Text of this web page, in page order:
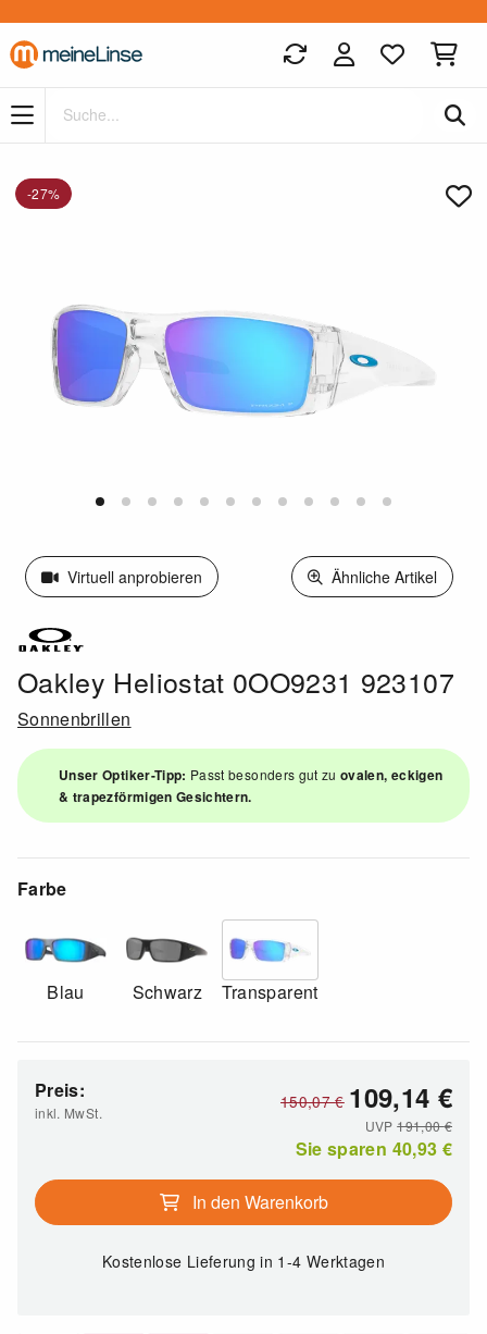
Zum Hauptinhalt springen
-27%
Virtuell anprobieren Ähnliche Artikel
Oakley Heliostat 0OO9231 923107
Sonnenbrillen
Unser Optiker-Tipp: Passt besonders gut zuovalen, eckigen
& trapezförmigen Gesichtern.
Farbe
Blau Schwarz Transparent
Preis:
inkl. MwSt.
150,07€ 109,14 €
UVP191,00€
Sie sparen 40,93 €
In den Warenkorb
Kostenlose Lieferungin 1-4 Werktagen